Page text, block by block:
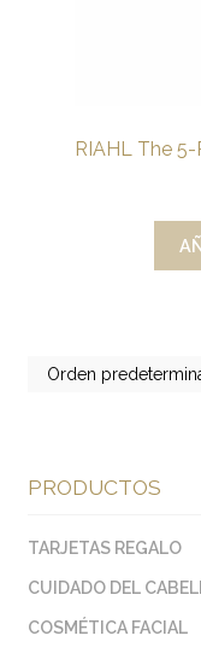
RIAHL The
PRODUCTOS
TARJETAS REGALO
CUIDADO DEL
COSMÉTICA FACIAL